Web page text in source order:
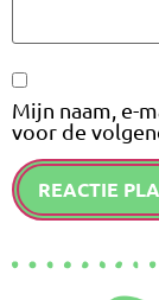
Mijn naam, e-
voor de